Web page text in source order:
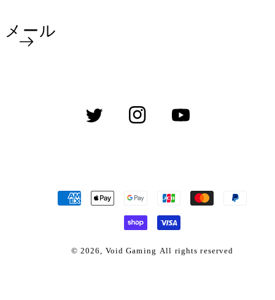
メール
Twitter InstagramYouTube
© 2026, Void Gaming All rights reserved